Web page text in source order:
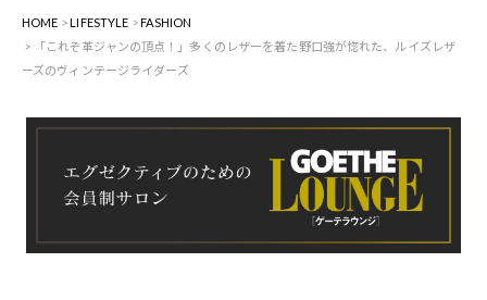
HOME LIFESTYLE
FASHION
「これぞ革ジャンの頂点！」多くのレザーを着た野口強が惚れた、ルイズレザ
ーズのヴィンテージライダーズ